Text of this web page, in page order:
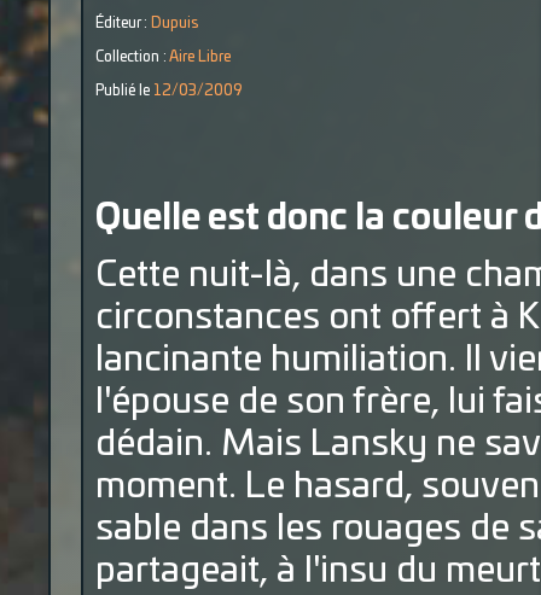
Éditeur : Dupuis
Collection : Aire Libre
Publié le 12/03/2009
Quelle est donc la couleur
Cette nuit-là, dans une
circonstances ont offert à
lancinante humiliation. Il
l'épouse de son frère, lui
dédain. Mais Lansky ne
moment. Le hasard,
sable dans les rouages de
partageait, à l'insu du